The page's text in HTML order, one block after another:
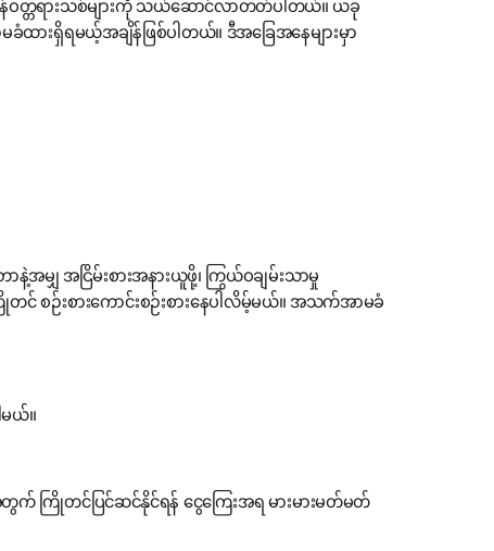
န်ဝတ္တရားသစ်များကို သယ်ဆောင်လာတတ်ပါတယ်။ ယခု
းရှိရမယ့်အချိန်ဖြစ်ပါတယ်။ ဒီအခြေအနေများမှာ
အမျှ အငြိမ်းစားအနားယူဖို့၊ ကြွယ်ဝချမ်းသာမှု
စဉ်းစားကောင်းစဉ်းစားနေပါလိမ့်မယ်။ အသက်အာမခံ
ယ်။
က် ကြိုတင်ပြင်ဆင်နိုင်ရန် ငွေကြေးအရ မားမားမတ်မတ်